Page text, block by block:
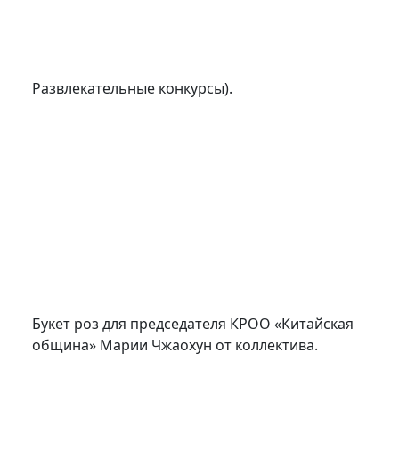
Развлекательные конкурсы).
Букет роз для председателя КРОО «Китайская
община» Марии Чжаохун от коллектива.